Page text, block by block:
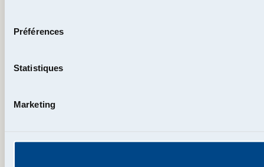
Préférences
Statistiques
Marketing